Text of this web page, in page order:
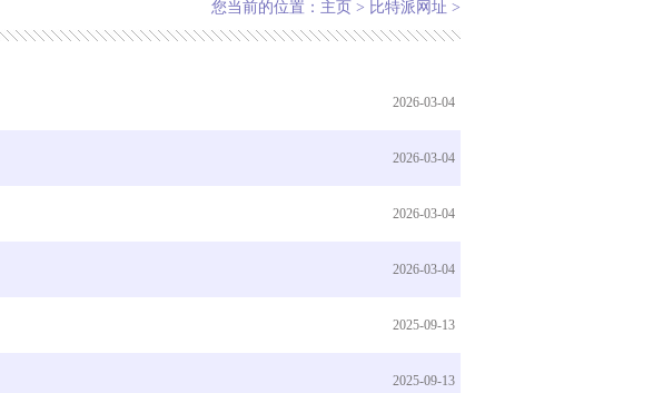
您当前的位置： 主页 > 比特派网址 >
2026-03-04
2026-03-04
2026-03-04
2026-03-04
2025-09-13
2025-09-13